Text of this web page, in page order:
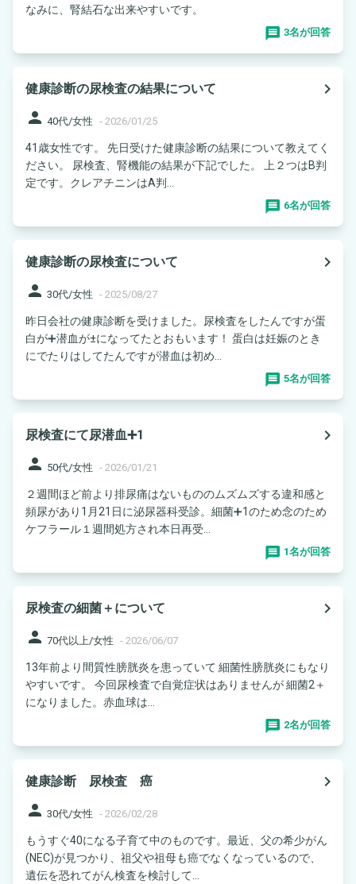
なみに、腎結石な出来やすいです。
3名が回答
健康診断の尿検査の結果について
navigate_next
person 40代/女性 - 2026/01/25
41歳女性です。 先日受けた健康診断の結果について教えてく
ださい。 尿検査、腎機能の結果が下記でした。 上２つはB判
定です。クレアチニンはA判...
6名が回答
健康診断の尿検査について
navigate_next
person 30代/女性 - 2025/08/27
昨日会社の健康診断を受けました。尿検査をしたんですが蛋
白が➕潜血が±になってたとおもいます！ 蛋白は妊娠のとき
にでたりはしてたんですが潜血は初め...
5名が回答
尿検査にて尿潜血➕1
navigate_next
person 50代/女性 - 2026/01/21
２週間ほど前より排尿痛はないもののムズムズする違和感と
頻尿があり1月21日に泌尿器科受診。細菌➕1のため念のため
ケフラール１週間処方され本日再受...
1名が回答
尿検査の細菌＋について
navigate_next
person 70代以上/女性 - 2026/06/07
13年前より間質性膀胱炎を患っていて 細菌性膀胱炎にもなり
やすいです。 今回尿検査で自覚症状はありませんが 細菌2＋
になりました。赤血球は...
2名が回答
健康診断 尿検査 癌
navigate_next
person 30代/女性 - 2026/02/28
もうすぐ40になる子育て中のものです。最近、父の希少がん
(NEC)が見つかり、祖父や祖母も癌でなくなっているので、
遺伝を恐れてがん検査を検討して...